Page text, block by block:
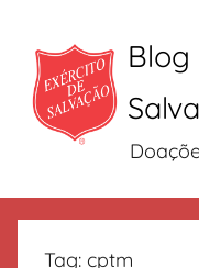
Blog
Tag: cptm